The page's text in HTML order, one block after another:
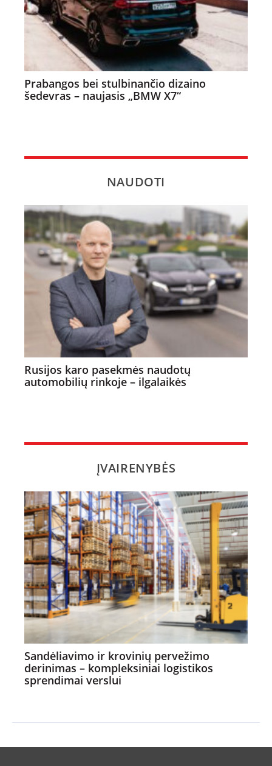
Prabangos bei stulbinančio dizaino
šedevras – naujasis „BMW X7“
NAUDOTI
Rusijos karo pasekmės naudotų
automobilių rinkoje – ilgalaikės
ĮVAIRENYBĖS
Sandėliavimo ir krovinių pervežimo
derinimas – kompleksiniai logistikos
sprendimai verslui